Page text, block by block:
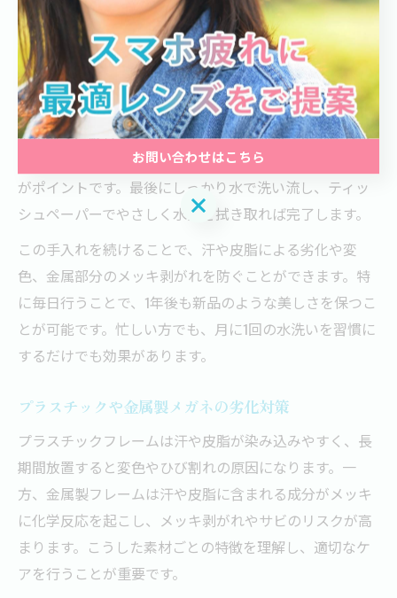
の表面に白っぽい汚れやくすみが現れた場合、それは汗
や皮脂による蓄積が原因のことが多いです。
日常的な手入れとしては、まず水洗いが基本です。水で
フレーム全体のホコリを落とした上で、中性洗剤を少量
指に取り、優しくフレーム全体をなでるように洗浄しま
す。洗剤は必ず中性のものを選び、強くこすらないこと
がポイントです。最後にしっかり水で洗い流し、ティッ
シュペーパーでやさしく水気を拭き取れば完了します。
この手入れを続けることで、汗や皮脂による劣化や変
色、金属部分のメッキ剥がれを防ぐことができます。特
に毎日行うことで、1年後も新品のような美しさを保つこ
とが可能です。忙しい方でも、月に1回の水洗いを習慣に
するだけでも効果があります。
プラスチックや金属製メガネの劣化対策
プラスチックフレームは汗や皮脂が染み込みやすく、長
期間放置すると変色やひび割れの原因になります。一
方、金属製フレームは汗や皮脂に含まれる成分がメッキ
に化学反応を起こし、メッキ剥がれやサビのリスクが高
まります。こうした素材ごとの特徴を理解し、適切なケ
アを行うことが重要です。
お問い合わせはこちら
お問い合わせはこちら